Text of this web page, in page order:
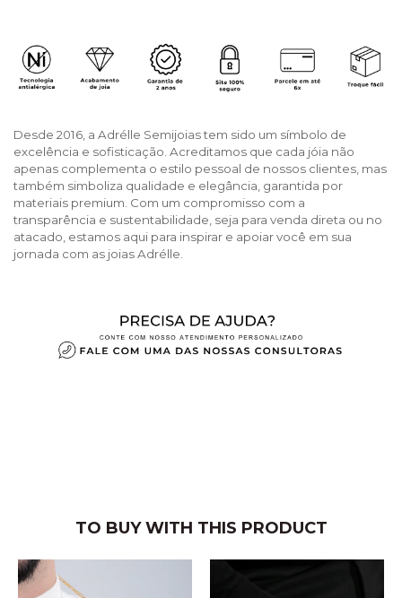
Desde 2016, a Adrélle Semijoias tem sido um símbolo de
excelência e sofisticação. Acreditamos que cada jóia não
apenas complementa o estilo pessoal de nossos clientes, mas
também simboliza qualidade e elegância, garantida por
materiais premium. Com um compromisso com a
transparência e sustentabilidade, seja para venda direta ou no
atacado, estamos aqui para inspirar e apoiar você em sua
jornada com as joias Adrélle.
TO BUY WITH THIS PRODUCT